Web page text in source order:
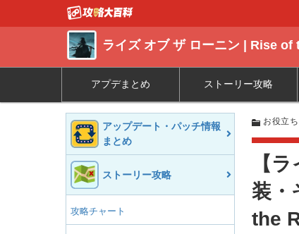
ライズ オブ ザ ローニン | Rise of
アプデまとめ ストーリー攻略
アップデート・パッチ情報
まとめ
ストーリー攻略
攻略チャート
お役立ち
【
装・
the